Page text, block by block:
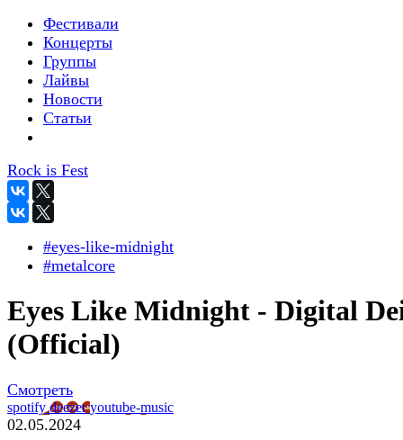
Фестивали
Концерты
Группы
Лайвы
Новости
Статьи
Rock is Fest
#eyes-like-midnight
#metalcore
Eyes Like Midnight - Digital
(Official)
Смотреть
spotifydeezeryoutube-music
02.05.2024